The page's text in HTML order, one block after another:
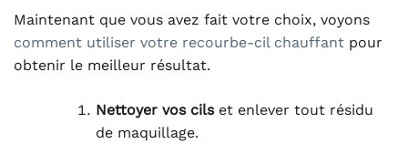
Maintenant que vous avez fait votre choix, voyons
comment utiliser votre recourbe-cil chauffant pour
obtenir le meilleur résultat.
Nettoyer vos cilset enlever tout résidu
de maquillage.